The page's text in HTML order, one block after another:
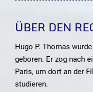
ÜBER DEN
Hugo P. Thomas
geboren. Er zog nach
Paris, um dort an der
studieren.